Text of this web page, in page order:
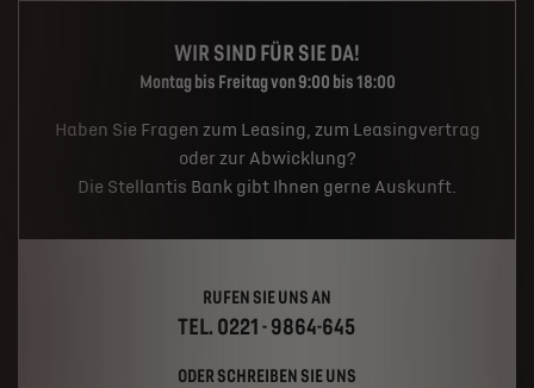
WIR SIND FÜR SIE DA!
Montag bis Freitag von 9:00 bis 18:00
Haben Sie Fragen zum Leasing, zum Leasingvertrag
oder zur Abwicklung?
Die Stellantis Bank gibt Ihnen gerne Auskunft.
RUFEN SIE UNS AN
TEL. 0221 - 9864-645
ODER SCHREIBEN SIE UNS